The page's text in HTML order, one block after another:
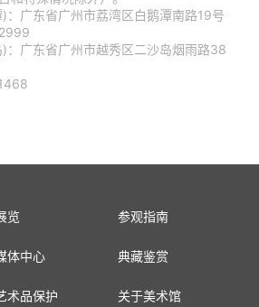
：广东省广州市荔湾区白鹅潭南路19号
：广东省广州市越秀区二沙岛烟雨路38
览 参观指南
体中心 典藏鉴赏
术品保护 关于美术馆